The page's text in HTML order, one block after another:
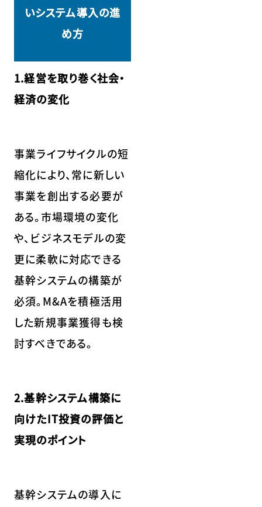
いシステム導入の進
め方
1.経営を取り巻く社会・
経済の変化
事業ライフサイクルの短
縮化により、常に新しい
事業を創出する必要が
ある。市場環境の変化
や、ビジネスモデルの変
更に柔軟に対応できる
基幹システムの構築が
必須。M&Aを積極活用
した新規事業獲得も検
討すべきである。
2.基幹システム構築に
向けたIT投資の評価と
実現のポイント
基幹システムの導入に